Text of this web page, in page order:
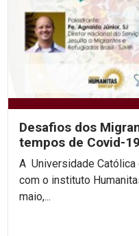
Desafios dos
tempos de Covid-19
A Universidade Católica
com o instituto
maio,...